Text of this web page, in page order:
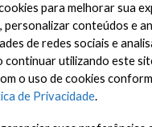
para melhorar sua
personalizar conteúdos e
de redes sociais e
continuar utilizando este
o uso de cookies
de Privacidade.